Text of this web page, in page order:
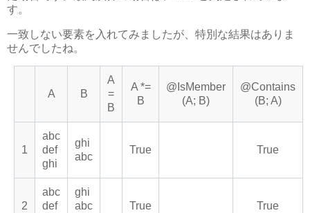
す。
一致しない要素を入れてみましたが、特別な結果はありま
せんでしたね。
A B
A
=
B
A *=
B
@IsMember
(A; B)
@Contains
(B; A)
1
abc
def
ghi
ghi
abc
True True
2
abc
def
ghi
abc
True True